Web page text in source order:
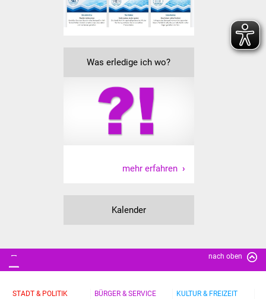
Kultur & Freizeit
Veranstaltungen
Stadtfest
Ostermarkt
Einrichtungen
Stadtbücherei
Was erledige ich wo?
mehr erfahren
Kalender
nach oben
STADT & POLITIK BÜRGER & SERVICE KULTUR & FREIZEIT